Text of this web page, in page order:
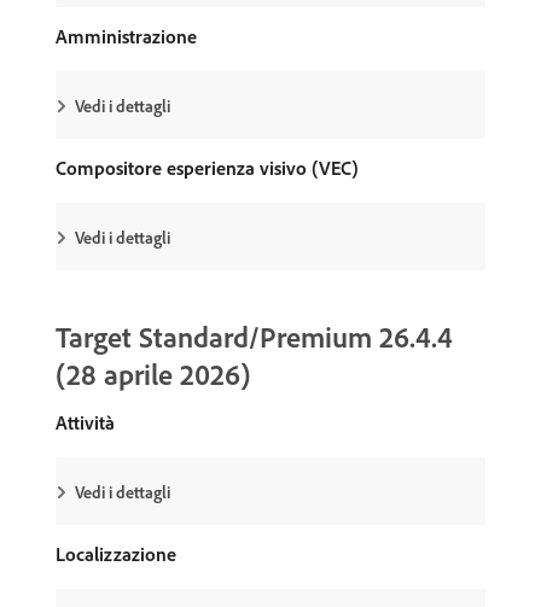
Amministrazione
Vedi i dettagli
Compositore esperienza visivo (VEC)
Vedi i dettagli
Target Standard/Premium 26.4.4
(28 aprile 2026)
Attività
Vedi i dettagli
Localizzazione